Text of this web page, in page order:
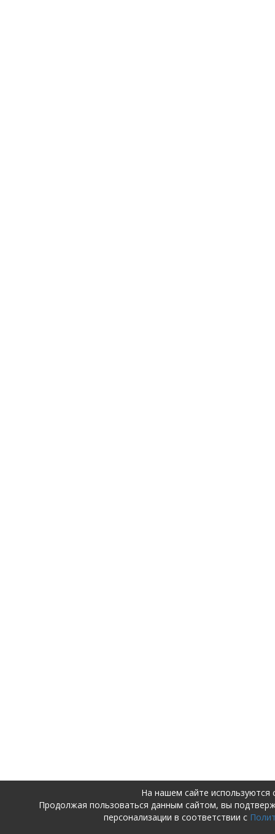
На нашем сайте используются
Продолжая пользоваться данным сайтом, вы
персонализации в соответствии с